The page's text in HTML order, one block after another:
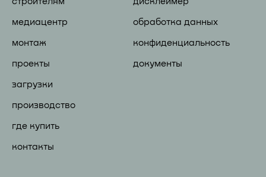
медиацентр
монтаж
проекты
загрузки
производство
где купить
контакты
обработка данных
конфиденциальность
документы